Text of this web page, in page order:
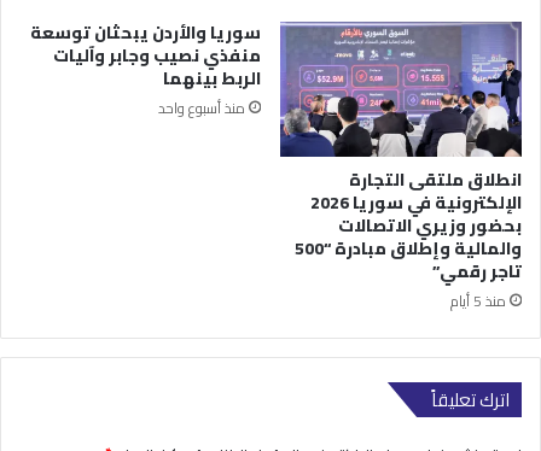
انطلاق ملتقى التجارة
الإلكترونية في سوريا 2026
بحضور وزيري الاتصالات
والمالية وإطلاق مبادرة “500
تاجر رقمي”
منذ 5 أيام
سوريا والأردن يبحثان توسعة
منفذي نصيب وجابر وآليات
الربط بينهما
منذ أسبوع واحد
اترك تعليقاً